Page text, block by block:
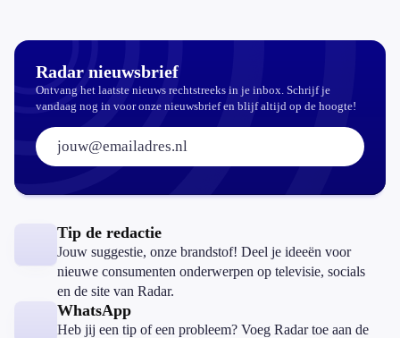
Radar nieuwsbrief
Ontvang het laatste nieuws rechtstreeks in je inbox. Schrijf je
vandaag nog in voor onze nieuwsbrief en blijf altijd op de hoogte!
E-mailadres:
Tip de redactie
Jouw suggestie, onze brandstof! Deel je ideeën voor
nieuwe consumenten onderwerpen op televisie, socials
en de site van Radar.
WhatsApp
Heb jij een tip of een probleem? Voeg Radar toe aan de